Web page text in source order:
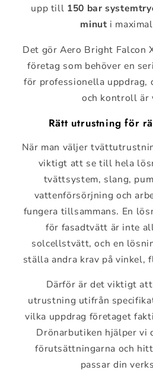
upp till 150 bar
minut i
Det gör Aero Bright Falcon
företag som behöver en
för professionella uppdrag,
och kontroll är
Rätt utrustning för
När man väljer
viktigt att se till hela
tvättsystem, slang,
vattenförsörjning och
fungera tillsammans. En
för fasadtvätt är inte
solcellstvätt, och en
ställa andra krav på vinkel,
Därför är det viktigt
utrustning utifrån
vilka uppdrag företaget
Drönarbutiken hjälper vi
förutsättningarna och
passar din